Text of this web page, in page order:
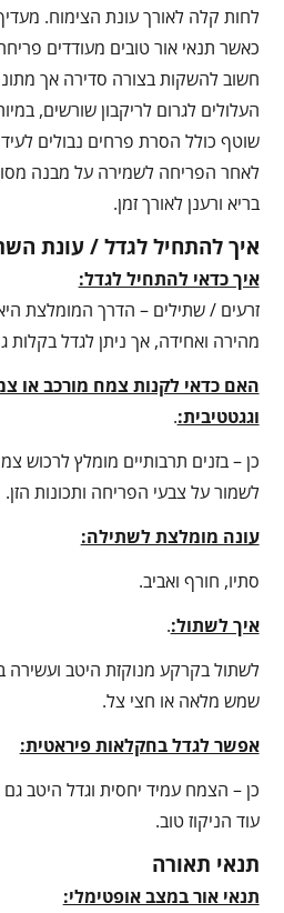
לחות קלה לאורך עונת הצימוח.
כאשר תנאי אור טובים מעודדים
חשוב להשקות בצורה סדירה אך
העלולים לגרום לריקבון שורשים,
שוטף כולל הסרת פרחים נבולים
לאחר הפריחה לשמירה על מבנה
בריא ורענן לאורך זמן.
איך להתחיל לגדל / עונת
איך כדאי להתחיל לגדל:
זרעים / שתילים – הדרך המומלצת
מהירה ואחידה, אך ניתן לגדל בקלות
האם כדאי לקנות צמח מורכב או
וגגטטיבית:.
כן – בזנים תרבותיים מומלץ לרכוש
לשמור על צבעי הפריחה ותכונות הזן.
עונה מומלצת לשתילה:
סתיו, חורף ואביב.
איך לשתול:.
לשתול בקרקע מנוקזת היטב ועשירה
שמש מלאה או חצי צל.
אפשר לגדל בחקלאות פיראטית:
כן – הצמח עמיד יחסית וגדל היטב
עוד הניקוז טוב.
תנאי תאורה
תנאי אור במצב אופטימלי: